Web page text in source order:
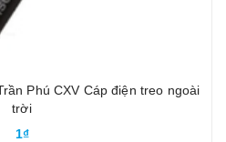
Phú CXV Cáp điện treo ngoài
trời
1₫